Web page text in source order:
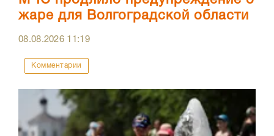
жаре для Волгоградской области
08.08.2026 11:19
Комментарии